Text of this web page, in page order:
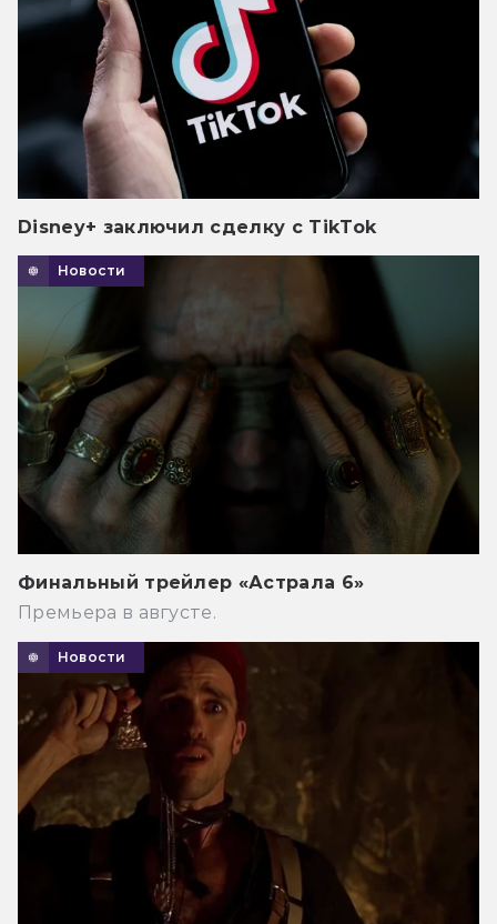
Disney+ заключил сделку с TikTok
Новости
Финальный трейлер «Астрала 6»
Премьера в августе.
Новости